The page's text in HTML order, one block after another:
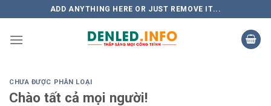
to
content
ADD ANYTHING HERE OR JUST REMOVE IT...
CHƯA ĐƯỢC PHÂN LOẠI
Chào tất cả mọi người!